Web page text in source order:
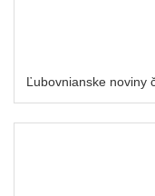
Ľubovnianske noviny